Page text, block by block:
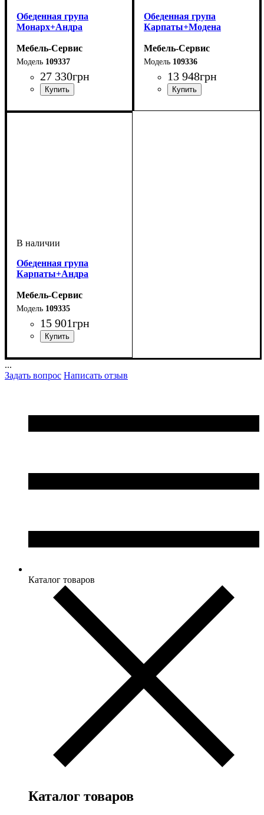
Обеденная група
Монарх+Андра
Мебель-Сервис
109337
27 330грн
Обеденная група
Карпаты+Модена
Мебель-Сервис
109336
13 948грн
Обеденная група
Карпаты+Андра
Мебель-Сервис
109335
15 901грн
...
Задать вопрос Написать отзыв
Каталог товаров
Каталог товаров